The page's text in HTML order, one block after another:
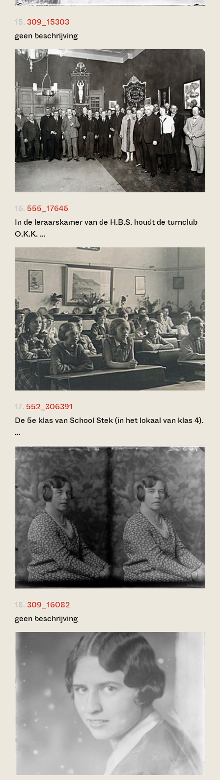
15. 309_15303
geen beschrijving
16. 555_17646
In de leraarskamer van de H.B.S. houdt de turnclub
O.K.K. …
17. 552_306391
De 5e klas van School Stek (in het lokaal van klas 4).
…
18. 309_16082
geen beschrijving